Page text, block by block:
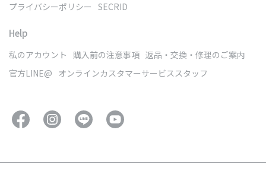
プライバシーポリシー SECRID
Help
私のアカウント 購入前の注意事項 返品・交換・修理のご案内
官方LINE@ オンラインカスタマーサービススタッフ